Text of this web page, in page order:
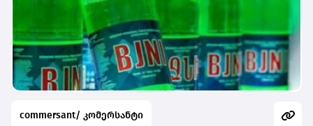
commersant/ კომერსანტი